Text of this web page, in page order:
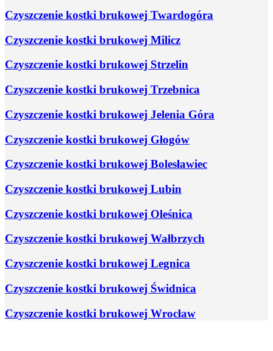
Czyszczenie kostki brukowej Twardogóra
Czyszczenie kostki brukowej Milicz
Czyszczenie kostki brukowej Strzelin
Czyszczenie kostki brukowej Trzebnica
Czyszczenie kostki brukowej Jelenia Góra
Czyszczenie kostki brukowej Głogów
Czyszczenie kostki brukowej Bolesławiec
Czyszczenie kostki brukowej Lubin
Czyszczenie kostki brukowej Oleśnica
Czyszczenie kostki brukowej Wałbrzych
Czyszczenie kostki brukowej Legnica
Czyszczenie kostki brukowej Świdnica
Czyszczenie kostki brukowej Wrocław